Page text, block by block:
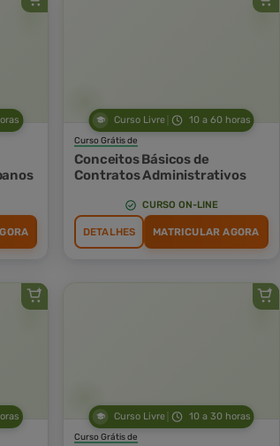
Curso Livre 10 a 60 horas
Curso Grátis de
Conceitos Básicos de
Contratos Administrativos
CURSO ON-LINE
DETALHES MATRICULAR AGORA
Curso Livre 10 a 30 horas
Curso Grátis de